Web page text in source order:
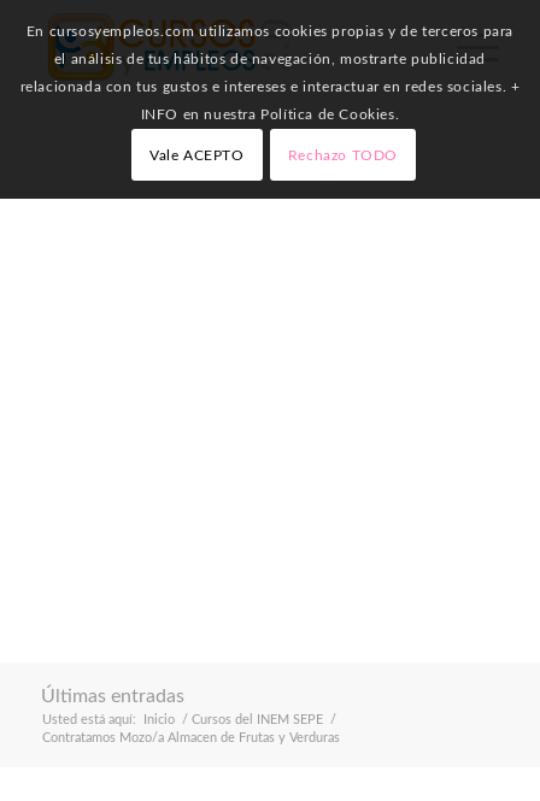
Últimas entradas
Usted está aquí: Inicio / Cursos del INEM SEPE
/
Contratamos Mozo/a Almacen de Frutas y Verduras
En cursosyempleos.com utilizamos cookies propias y de terceros para
el análisis de tus hábitos de navegación, mostrarte publicidad
relacionada con tus gustos e intereses e interactuar en redes sociales. +
INFO en nuestra Política de Cookies.
Vale ACEPTO Rechazo TODO